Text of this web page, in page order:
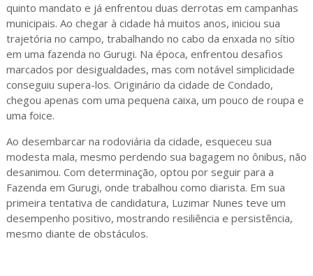
quinto mandato e já enfrentou duas derrotas em campanhas
municipais. Ao chegar à cidade há muitos anos, iniciou sua
trajetória no campo, trabalhando no cabo da enxada no sítio
em uma fazenda no Gurugi. Na época, enfrentou desafios
marcados por desigualdades, mas com notável simplicidade
conseguiu supera-los. Originário da cidade de Condado,
chegou apenas com uma pequena caixa, um pouco de roupa e
uma foice.
Ao desembarcar na rodoviária da cidade, esqueceu sua
modesta mala, mesmo perdendo sua bagagem no ônibus, não
desanimou. Com determinação, optou por seguir para a
Fazenda em Gurugi, onde trabalhou como diarista. Em sua
primeira tentativa de candidatura, Luzimar Nunes teve um
desempenho positivo, mostrando resiliência e persistência,
mesmo diante de obstáculos.